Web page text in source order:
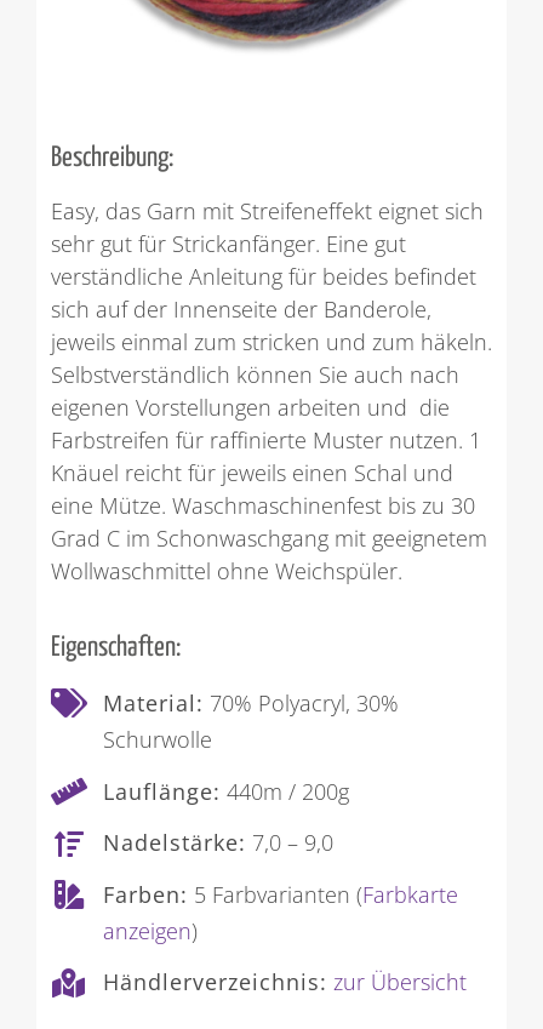
Beschreibung:
Easy, das Garn mit Streifeneffekt eignet sich
sehr gut für Strickanfänger. Eine gut
verständliche Anleitung für beides befindet
sich auf der Innenseite der Banderole,
jeweils einmal zum stricken und zum häkeln.
Selbstverständlich können Sie auch nach
eigenen Vorstellungen arbeiten und die
Farbstreifen für raffinierte Muster nutzen. 1
Knäuel reicht für jeweils einen Schal und
eine Mütze. Waschmaschinenfest bis zu 30
Grad C im Schonwaschgang mit geeignetem
Wollwaschmittel ohne Weichspüler.
Eigenschaften:
Material: 70% Polyacryl, 30%
Schurwolle
Lauflänge: 440m / 200g
Nadelstärke: 7,0 – 9,0
Farben: 5 Farbvarianten (Farbkarte
anzeigen)
Händlerverzeichnis: zur Übersicht